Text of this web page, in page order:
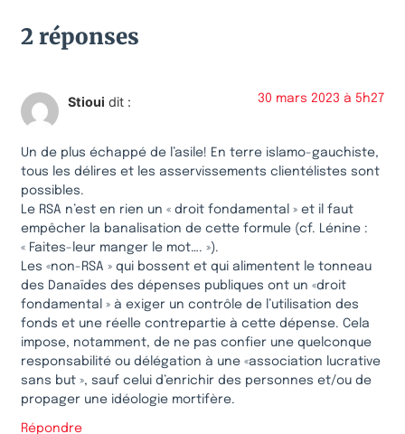
2 réponses
Stioui dit : 30 mars 2023 à 5h27
Un de plus échappé de l’asile! En terre islamo-gauchiste,
tous les délires et les asservissements clientélistes sont
possibles.
Le RSA n’est en rien un « droit fondamental » et il faut
empêcher la banalisation de cette formule (cf. Lénine :
« Faites-leur manger le mot…. »).
Les «non-RSA » qui bossent et qui alimentent le tonneau
des Danaïdes des dépenses publiques ont un «droit
fondamental » à exiger un contrôle de l’utilisation des
fonds et une réelle contrepartie à cette dépense. Cela
impose, notamment, de ne pas confier une quelconque
responsabilité ou délégation à une «association lucrative
sans but », sauf celui d’enrichir des personnes et/ou de
propager une idéologie mortifère.
Répondre